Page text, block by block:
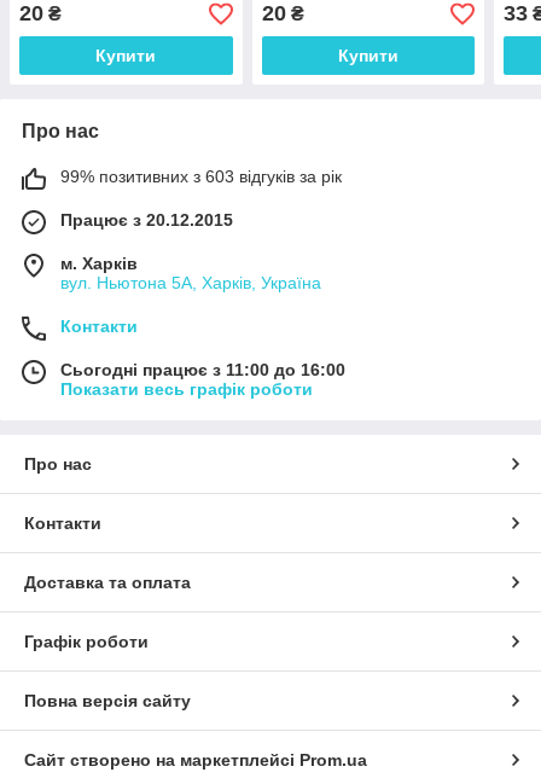
20 ₴
Купити
20₴
Купити
33
Про нас
99% позитивних з 603 відгуків за рік
Працює з 20.12.2015
м. Харків
вул. Ньютона 5А, Харків, Україна
Контакти
Сьогодні працює з 11:00 до 16:00
Показати весь графік роботи
Про нас
Контакти
Доставка та оплата
Графік роботи
Повна версія сайту
Сайт створено на маркетплейсі Prom.ua